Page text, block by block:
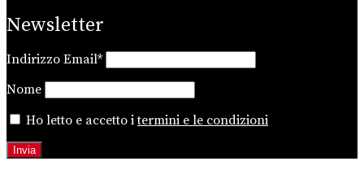
Newsletter
Indirizzo Email*
Nome
Ho letto e accetto itermini e le condizioni